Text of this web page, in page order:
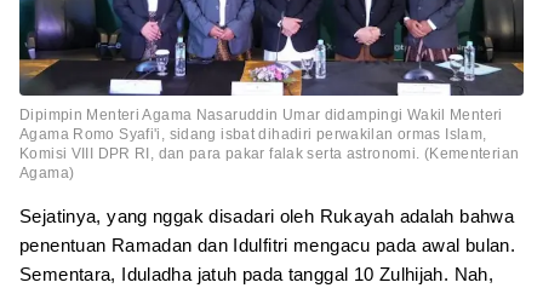
Dipimpin Menteri Agama Nasaruddin Umar didampingi Wakil Menteri
Agama Romo Syafi'i, sidang isbat dihadiri perwakilan ormas Islam,
Komisi VIII DPR RI, dan para pakar falak serta astronomi. (Kementerian
Agama)
Sejatinya, yang nggak disadari oleh Rukayah adalah bahwa
penentuan Ramadan dan Idulfitri mengacu pada awal bulan.
Sementara, Iduladha jatuh pada tanggal 10 Zulhijah. Nah,